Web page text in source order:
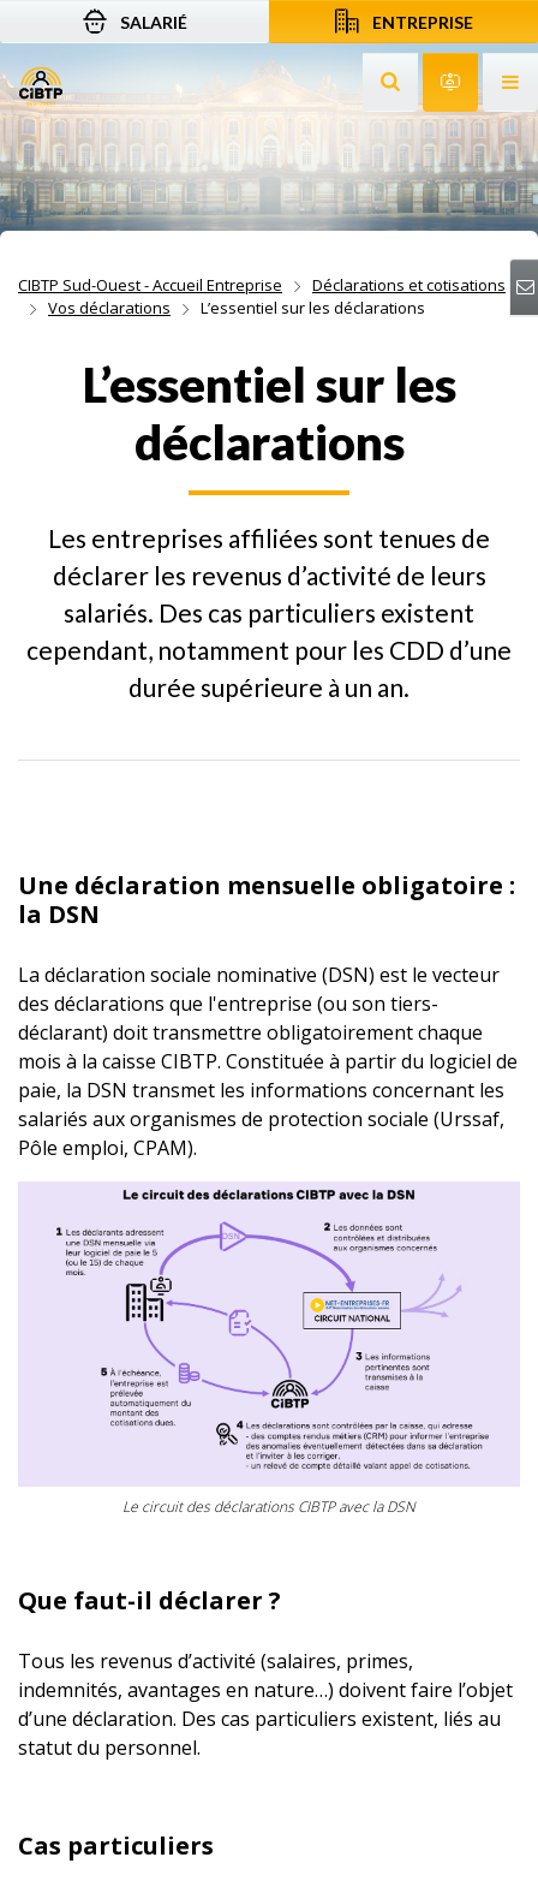
Aller au contenu
Aller à la recherche
Aller à la navigation
SALARIÉ ENTREPRISE
Rechercher sur
CIBTP Sud-Ouest - Accueil Entreprise
Déclarations et cotisations
Vos déclarations
L’essentiel sur les déclarations
L’essentiel sur les
déclarations
Les entreprises affiliées sont tenues de
déclarer les revenus d’activité de leurs
salariés. Des cas particuliers existent
cependant, notamment pour les CDD d’une
durée supérieure à un an.
Une déclaration mensuelle obligatoire :
la DSN
La déclaration sociale nominative (DSN) est le vecteur
des déclarations que l'entreprise (ou son tiers-
déclarant) doit transmettre obligatoirement chaque
mois à la caisse CIBTP. Constituée à partir du logiciel de
paie, la DSN transmet les informations concernant les
salariés aux organismes de protection sociale (Urssaf,
Pôle emploi, CPAM).
La DSN issue du logiciel de paie transite par le circuit
Le circuit des déclarations CIBTP avec la DSN
Que faut-il déclarer ?
Tous les revenus d’activité (salaires, primes,
indemnités, avantages en nature…) doivent faire l’objet
d’une déclaration. Des cas particuliers existent, liés au
statut du personnel.
Cas particuliers